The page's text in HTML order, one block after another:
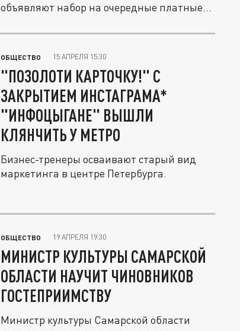
объявляют набор на очередные платные
ОБЩЕСТВО 15 АПРЕЛЯ 15:30
"ПОЗОЛОТИ КАРТОЧКУ!" С
ЗАКРЫТИЕМ ИНСТАГРАМА*
"ИНФОЦЫГАНЕ" ВЫШЛИ
КЛЯНЧИТЬ У МЕТРО
Бизнес-тренеры осваивают старый вид
маркетинга в центре Петербурга.
ОБЩЕСТВО 19 АПРЕЛЯ 19:30
МИНИСТР КУЛЬТУРЫ САМАРСКОЙ
ОБЛАСТИ НАУЧИТ ЧИНОВНИКОВ
ГОСТЕПРИИМСТВУ
Министр культуры Самарской области